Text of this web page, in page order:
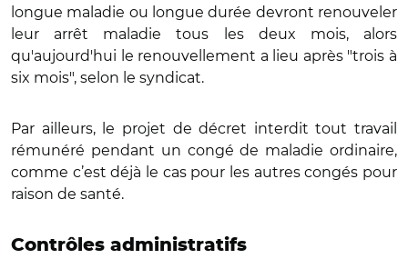
longue maladie ou longue durée devront renouveler
leur arrêt maladie tous les deux mois, alors
qu'aujourd'hui le renouvellement a lieu après "trois à
six mois", selon le syndicat.
Par ailleurs, le projet de décret interdit tout travail
rémunéré pendant un congé de maladie ordinaire,
comme c’est déjà le cas pour les autres congés pour
raison de santé.
Contrôles administratifs